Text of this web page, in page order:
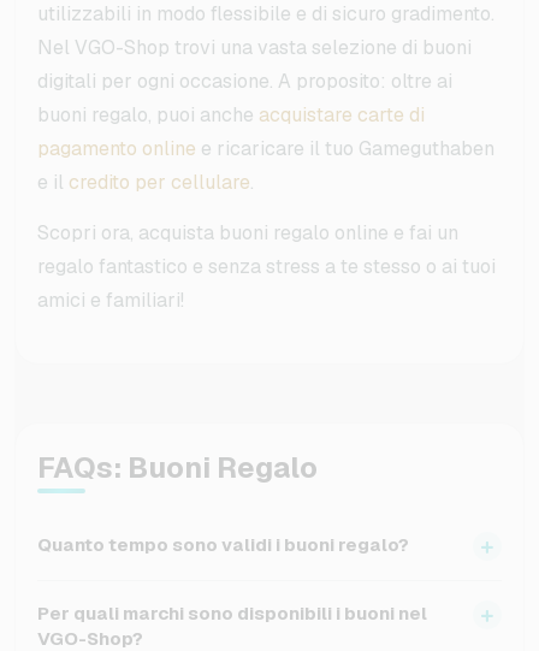
utilizzabili in modo flessibile e di sicuro gradimento.
Nel VGO-Shop trovi una vasta selezione di buoni
digitali per ogni occasione. A proposito: oltre ai
buoni regalo, puoi anche acquistare carte di
pagamento online e ricaricare il tuo Gameguthaben
e il credito per cellulare.
Scopri ora, acquista buoni regalo online e fai un
regalo fantastico e senza stress a te stesso o ai tuoi
amici e familiari!
FAQs: Buoni Regalo
Quanto tempo sono validi i buoni regalo?
dell'anno di acquisto. Hai quindi abbastanza tempo per
Per quali marchi sono disponibili i buoni nel
VGO-Shop?